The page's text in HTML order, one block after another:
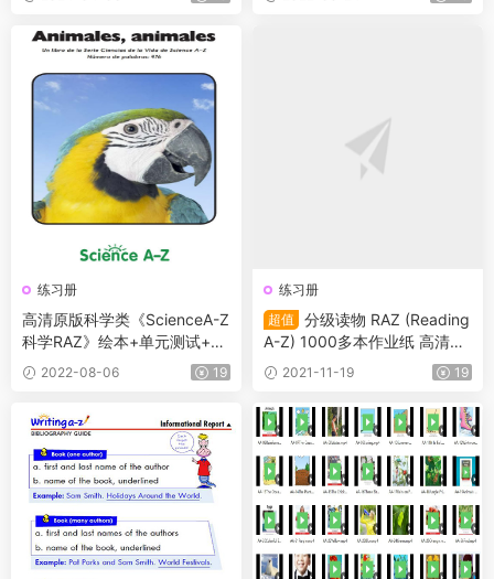
升！
+计划表
练习册
高清原版科学类《ScienceA-Z
科学RAZ》绘本+单元测试+释
义卡2022-08-06 19
练习册
超值
分级读物 RAZ (Reading
A-Z) 1000多本作业纸 高清PD
F版2021-11-19 19